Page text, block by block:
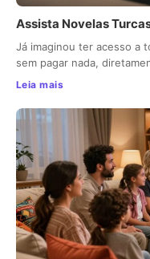
Assista Novelas
Já imaginou ter acesso a
sem pagar nada,
Leia mais